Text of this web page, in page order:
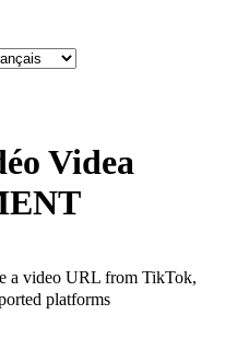
Videa
a video URL from TikTok,
platforms